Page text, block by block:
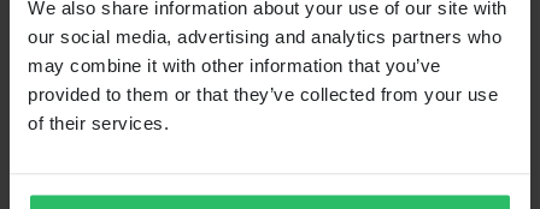
We also share information about your use of our site with
our social media, advertising and analytics partners who
may combine it with other information that you’ve
provided to them or that they’ve collected from your use
of their services.
Oorspronkelijk: € 189,99
Stickerset Husqvarna Competition